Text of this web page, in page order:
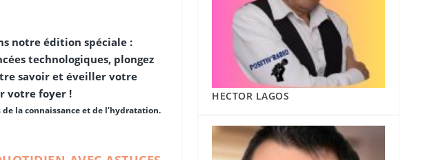
notre édition spéciale :
technologiques, plongez
savoir et éveiller votre
votre foyer !
la connaissance et de l’hydratation.
HECTOR LAGOS